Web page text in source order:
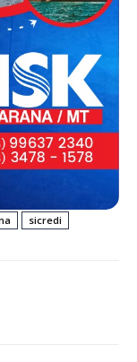
sicredi